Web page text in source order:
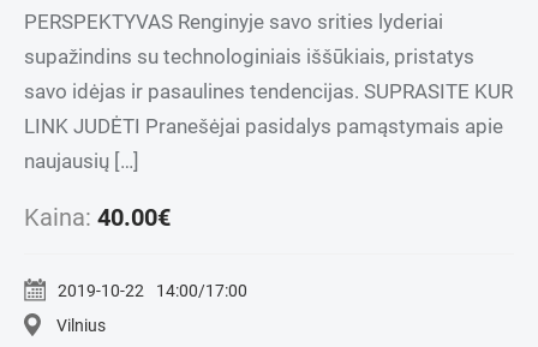
PERSPEKTYVAS Renginyje savo srities lyderiai
supažindins su technologiniais iššūkiais, pristatys
savo idėjas ir pasaulines tendencijas. SUPRASITE KUR
LINK JUDĖTI Pranešėjai pasidalys pamąstymais apie
naujausių […]
Kaina: 40.00€
2019-10-22
14:00/17:00
Vilnius